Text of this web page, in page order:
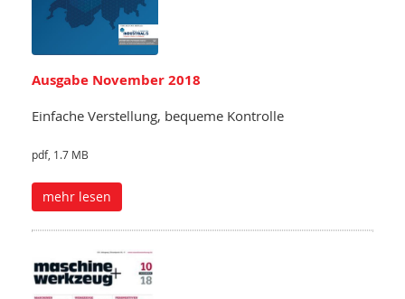
Ausgabe November 2018
Einfache Verstellung, bequeme Kontrolle
pdf, 1.7 MB
mehr lesen